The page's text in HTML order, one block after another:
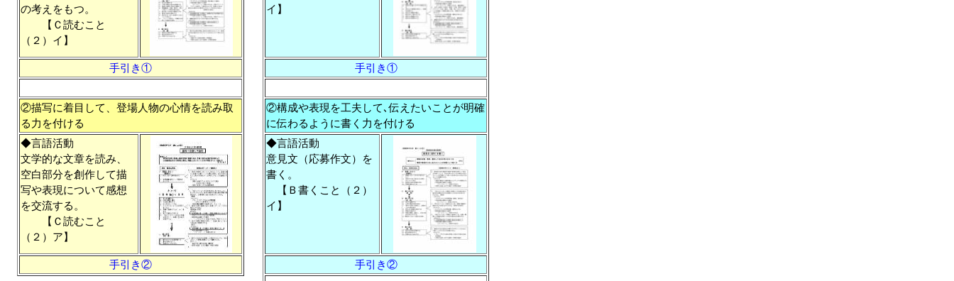
の考えをもつ。
【Ｃ読むこと
（２）イ】
手引き①
②描写に着目して、登場人物の心情を読み取
る力を付ける
◆言語活動
文学的な文章を読み、
空白部分を創作して描
写や表現について感想
を交流する。
【Ｃ読むこと
（２）ア】
手引き②
イ】
手引き①
②構成や表現を工夫して､伝えたいことが明確
に伝わるように書く力を付ける
◆言語活動
意見文（応募作文）を
書く。
【Ｂ書くこと（２）
イ】
手引き②